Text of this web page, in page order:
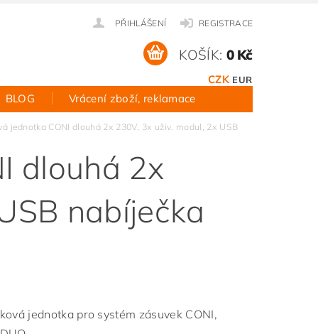
PŘIHLÁŠENÍ REGISTRACE
CZK EUR
KOŠÍK: 0 Kč
BLOG Vrácení zboží, reklamace
jednotka CONI dlouhá 2x 230V, 3x uživ. modul, 2x USB
dlouhá 2x
nabíječka
jednotka pro systém zásuvek CONI,